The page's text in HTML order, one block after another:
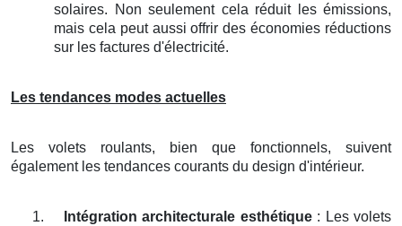
solaires. Non seulement cela réduit les émissions,
mais cela peut aussi offrir des économies réductions
sur les factures d'électricité.
Les tendances modes actuelles
Les volets roulants, bien que fonctionnels, suivent
également les tendances courants du design d'intérieur.
1. Intégration architecturale esthétique: Les volets